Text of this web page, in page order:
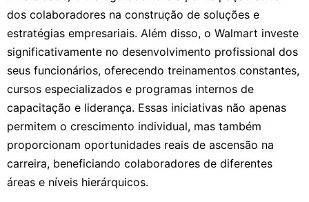
dos colaboradores na construção de soluções e
estratégias empresariais. Além disso, o Walmart investe
significativamente no desenvolvimento profissional dos
seus funcionários, oferecendo treinamentos constantes,
cursos especializados e programas internos de
capacitação e liderança. Essas iniciativas não apenas
permitem o crescimento individual, mas também
proporcionam oportunidades reais de ascensão na
carreira, beneficiando colaboradores de diferentes
áreas e níveis hierárquicos.